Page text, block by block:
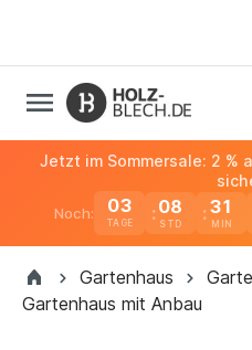
Noch: 03
TAGE
08 30
Jetzt im Sommersale: 2 %
Gartenhaus
Gartenhaus mit Anbau